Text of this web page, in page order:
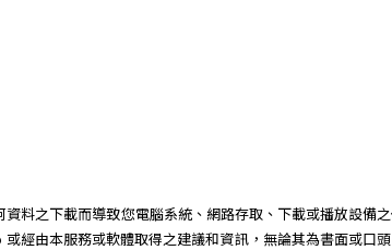
料之下載而導致您電腦系統、網路存取、下載或播放設備
經由本服務或軟體取得之建議和資訊，無論其為書面或口